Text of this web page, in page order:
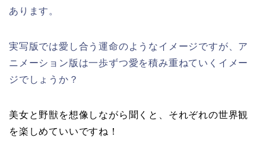
あります。
実写版では愛し合う運命のようなイメージですが、ア
ニメーション版は一歩ずつ愛を積み重ねていくイメー
ジでしょうか？
美女と野獣を想像しながら聞くと、それぞれの世界観
を楽しめていいですね！